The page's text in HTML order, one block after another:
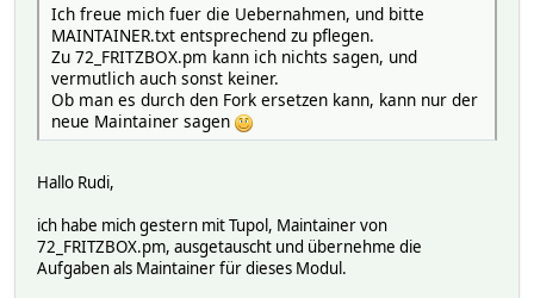
Ich freue mich fuer die Uebernahmen, und bitte
MAINTAINER.txt entsprechend zu pflegen.
Zu 72_FRITZBOX.pm kann ich nichts sagen, und
vermutlich auch sonst keiner.
Ob man es durch den Fork ersetzen kann, kann nur der
neue Maintainer sagen
Hallo Rudi,
ich habe mich gestern mit Tupol, Maintainer von
72_FRITZBOX.pm, ausgetauscht und übernehme die
Aufgaben als Maintainer für dieses Modul.